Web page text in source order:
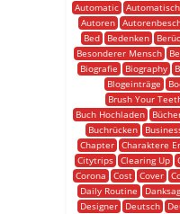
Automatic Automatisch
Autoren
Bed
Bedenken
Besonderer Mensch
Biografie
Biography
Blogeinträge
Brush Your
Buch Hochladen
Buchrücken
Chapter
Charaktere
Citytrips Clearing Up
Corona
Cost Cover
Daily Routine
Designer
Deutsch